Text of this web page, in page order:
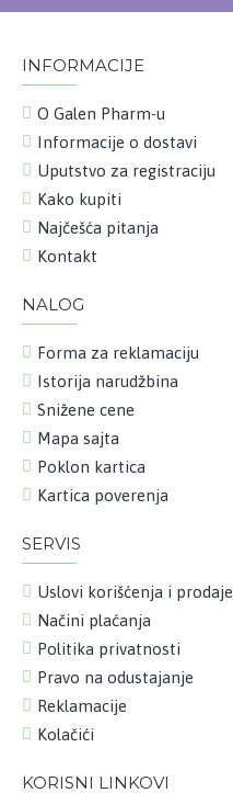
INFORMACIJE
O Galen Pharm-u
Informacije o dostavi
Uputstvo za registraciju
Kako kupiti
Najčešća pitanja
Kontakt
NALOG
Forma za reklamaciju
Istorija narudžbina
Snižene cene
Mapa sajta
Poklon kartica
Kartica poverenja
SERVIS
Uslovi korišćenja i prodaje
Načini plaćanja
Politika privatnosti
Pravo na odustajanje
Reklamacije
Kolačići
KORISNI LINKOVI